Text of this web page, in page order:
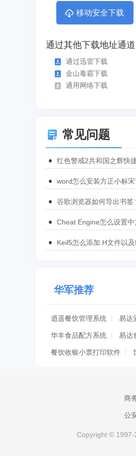
移动安全下载
通过其他下载地址通道
通过迅雷下载
金山毒霸下载
通用网络下载
常见问题
红色警戒2共和国之辉快
word怎么安装方正小标
谷歌浏览器如何导出书
Cheat Engine怎么设置
Keil5怎么添加.H文件以
华军推荐
逍遥餐饮管理系统 易达
华丰食品配方系统 易达
餐饮收银小票打印软件
易得优餐饮库管系统WEB版
易
德易力明酒店茶楼管理系
商
公
Copyright © 1997-